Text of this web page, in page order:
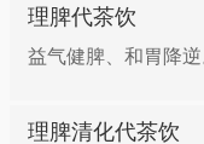
理脾代茶饮
益气健脾、和胃降逆
理脾清化代茶饮